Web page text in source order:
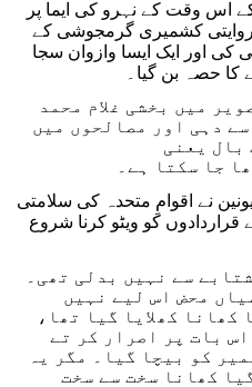
اس وقت کے نہرو کی ایما پر
کشمیری گرمجوشی کے
اور ایک ایسا وازوان سجا
کا حصہ بن گیا۔
میں بخشی غلام محمد
دہی اور مصالحوں میں
بال یعنی
جا سکتا ہے۔
نے اقوامِ متحدہ کی سلامتی
کو ویٹو کرنا شروع
سے نہیں بدلی تھی۔
محض اس لیے نہیں
کھانا کھلایا گیا تھا،
بات پر اصرار کر تے
کو بیچا گیا۔ مگر یہ
کھانا سخت سے سخت